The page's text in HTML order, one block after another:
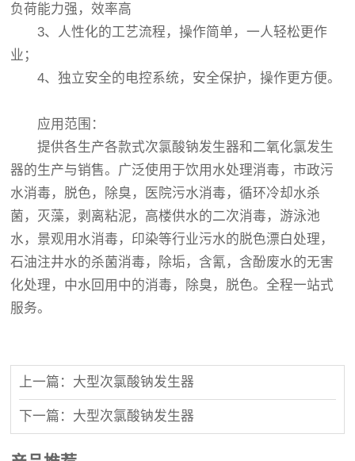
负荷能力强，效率高
3、人性化的工艺流程，操作简单，一人轻松更作
业；
4、独立安全的电控系统，安全保护，操作更方便。
应用范围：
提供各生产各款式次氯酸钠发生器和二氧化氯发生
器的生产与销售。广泛使用于饮用水处理消毒，市政污
水消毒，脱色，除臭，医院污水消毒，循环冷却水杀
菌，灭藻，剥离粘泥，高楼供水的二次消毒，游泳池
水，景观用水消毒，印染等行业污水的脱色漂白处理，
石油注井水的杀菌消毒，除垢，含氰，含酚废水的无害
化处理，中水回用中的消毒，除臭，脱色。全程一站式
服务。
上一篇：大型次氯酸钠发生器
下一篇：大型次氯酸钠发生器